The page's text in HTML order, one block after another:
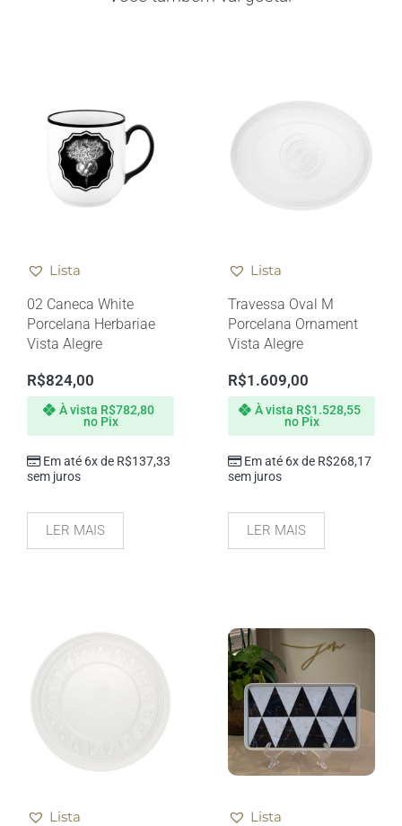
Lista
02 Caneca White
Porcelana Herbariae
Vista Alegre
R$824,00
Em até 6x de R$137,33
sem juros
À vista R$782,80
no Pix
LER MAIS
Lista
Travessa Oval M
Porcelana Ornament
Vista Alegre
R$1.609,00
Em até 6x de R$268,17
sem juros
À vista R$1.528,55
no Pix
LER MAIS
Lista
Lista